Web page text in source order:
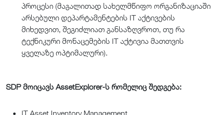
პროცესი (მაგალითად სახელმწიფო ორგანიზაციაში
არსებული დეპარტამენტების IT აქტივების
მიხედვით, შეგიძლიათ განსაზღვროთ, თუ რა
ტექნიკური მონაცემების IT აქტივია მათთვის
ყველაზე ოპტიმალური).
SDP მოიცავს AssetExplorer-ს რომელიც შედგება:
IT Asset Inventory Management